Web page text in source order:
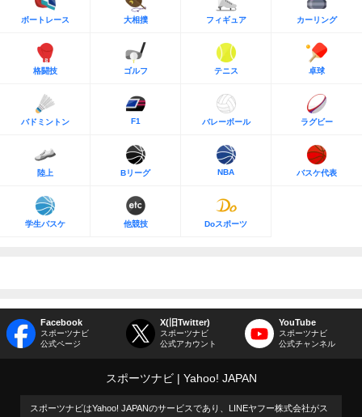
ボートレース 大相撲 フィギュア カーリング
格闘技 ゴルフ テニス 卓球
バドミントン F1 バレーボール ラグビー
陸上 Bリーグ NBA バスケ代表
学生バスケ 他競技 Doスポーツ
Facebook
スポーツナビ
公式ページ
X(旧Twitter)
スポーツナビ
公式アカウント
YouTube
スポーツナビ
公式チャンネル
スポーツナビ Yahoo! JAPAN
スポーツナビはYahoo! JAPANのサービスであり、LINEヤフー株式会社がス